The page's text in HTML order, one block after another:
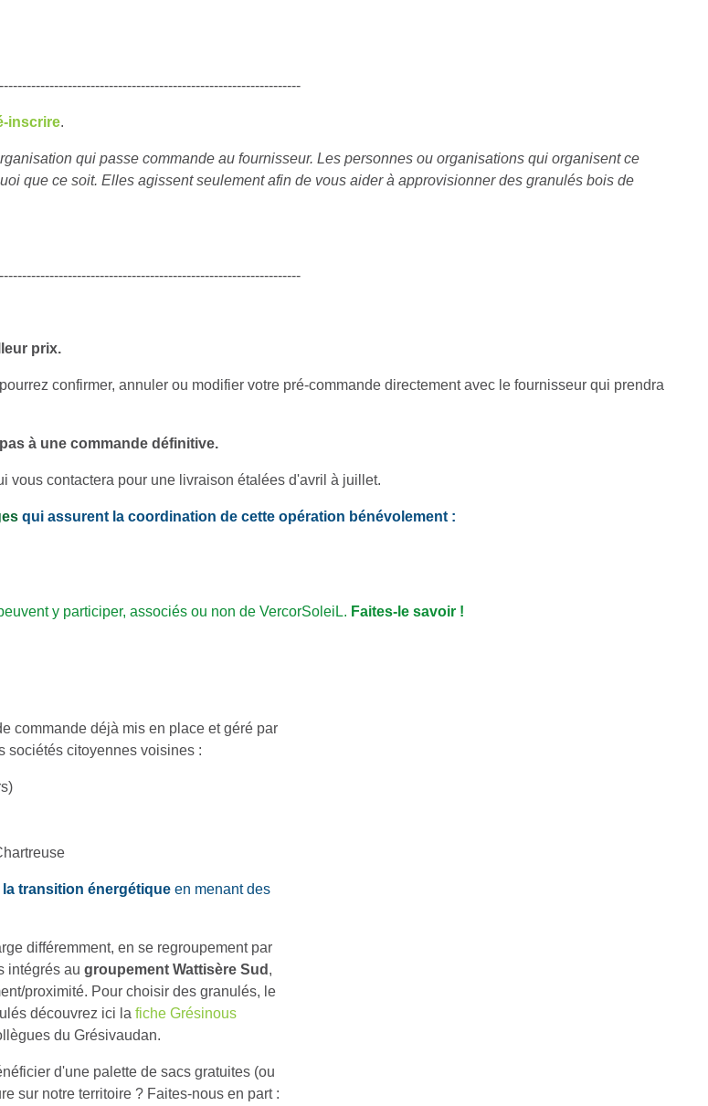
inscrire.
qui passe commande au fournisseur. Les personnes ou organisations qui organisent ce
que ce soit. Elles agissent seulement afin de vous aider à approvisionner des granulés bois de
prix.
confirmer, annuler ou modifier votre pré-commande directement avec le fournisseur qui prendra
à une commande définitive.
vous contactera pour une livraison étalées d'avril à juillet.
qui assurent la coordination de cette opération bénévolement :
y participer, associés ou non de VercorSoleiL. Faites-le savoir !
commande déjà mis en place et géré par
sociétés citoyennes voisines :
transition énergétique en menant des
différemment, en se regroupement par
intégrés au groupement Wattisère Sud ,
proximité. Pour choisir des granulés, le
découvrez ici la fiche Grésinous
du Grésivaudan.
d'une palette de sacs gratuites (ou
sur notre territoire ? Faites-nous en part :